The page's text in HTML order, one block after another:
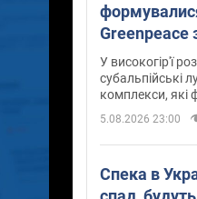
Greenpeace
У високогір'ї
субальпійські
комплекси, які
5.08.2026 23:00
Спека в